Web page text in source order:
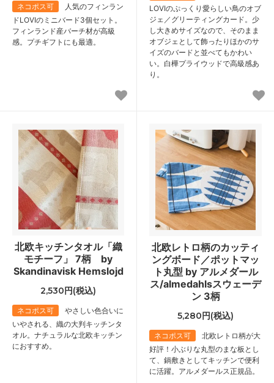
ネコポス可
人気のフィンラン
ドLOVIのミニバード3個セット。
フィンランド産バーチ材が高級
感。プチギフトにも最適。
LOVIのぷっくり愛らしい鳥のオブ
ジェ／グリーティングカード。少
し大きめサイズなので、そのまま
オブジェとして飾ったりほかのサ
イズのバードと並べてもかわい
い。白樺プライウッドで高級感あ
り。
北欧キッチンタオル「織
モチーフ」 7柄 by
Skandinavisk Hemslojd
2,530円(税込)
ネコポス可
やさしい色合いに
いやされる、織の大判キッチンタ
オル。ナチュラルな北欧キッチン
におすすめ。
北欧レトロ柄のカッティ
ングボード／ポットマッ
ト丸型 by アルメダール
ス/almedahlsスウェーデ
ン 3柄
5,280円(税込)
ネコポス可
北欧レトロ柄が大
好評！小ぶりな丸型のまな板とし
て、鍋敷きとしてキッチンで便利
に活躍。アルメダールス正規品。